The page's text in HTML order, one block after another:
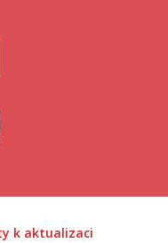
k aktualizaci